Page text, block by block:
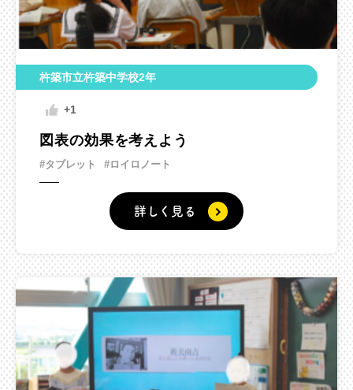
杵築市立杵築中学校2年
+1
図表の効果を考えよう
#タブレット #ロイロノート
詳しく見る